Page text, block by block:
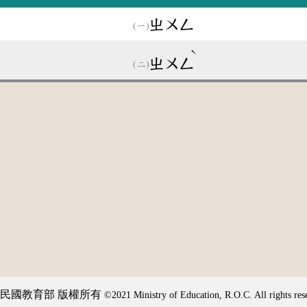
ㄓㄨㄥ
ㄓㄨㄥ
ˋ
國教育部 版權所有 ©2021 Ministry of Education, R.O.C. All rights